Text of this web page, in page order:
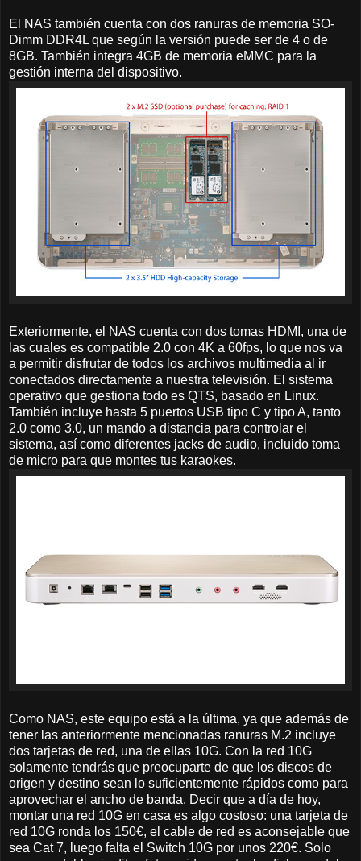
El NAS también cuenta con dos ranuras de memoria SO-
Dimm DDR4L que según la versión puede ser de 4 o de
8GB. También integra 4GB de memoria eMMC para la
gestión interna del dispositivo.
Exteriormente, el NAS cuenta con dos tomas HDMI, una de
las cuales es compatible 2.0 con 4K a 60fps, lo que nos va
a permitir disfrutar de todos los archivos multimedia al ir
conectados directamente a nuestra televisión. El sistema
operativo que gestiona todo es QTS, basado en Linux.
También incluye hasta 5 puertos USB tipo C y tipo A, tanto
2.0 como 3.0, un mando a distancia para controlar el
sistema, así como diferentes jacks de audio, incluido toma
de micro para que montes tus karaokes.
Como NAS, este equipo está a la última, ya que además de
tener las anteriormente mencionadas ranuras M.2 incluye
dos tarjetas de red, una de ellas 10G. Con la red 10G
solamente tendrás que preocuparte de que los discos de
origen y destino sean lo suficientemente rápidos como para
aprovechar el ancho de banda. Decir que a día de hoy,
montar una red 10G en casa es algo costoso: una tarjeta de
red 10G ronda los 150€, el cable de red es aconsejable que
sea Cat 7, luego falta el Switch 10G por unos 220€. Solo